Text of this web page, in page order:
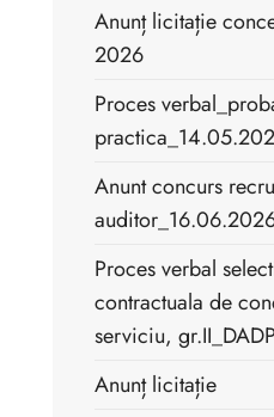
Anunț licitație
2026
Proces
Anunt concurs
Proces verbal
contractuala de
serviciu,
Anunț licitație